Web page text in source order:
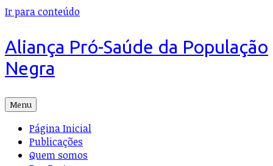
Ir para conteúdo
Aliança Pró-Saúde da População
Negra
Menu
Página Inicial
Publicações
Quem somos